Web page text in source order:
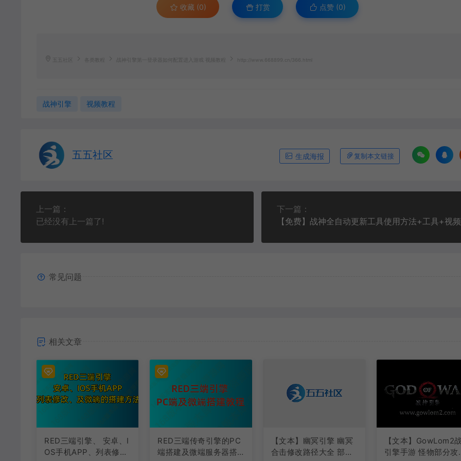
收藏 (0) 打赏 点赞 (0)
五五社区 各类教程 战神引擎第一登录器如何配置进入游戏 视频教程 http://www.668899.cn/366.html
战神引擎 视频教程
五五社区 生成海报 复制本文链接
上一篇：
已经没有上一篇了!
下一篇：
【免费】战神全自动更新工具使用方法+工具+视
常见问题
相关文章
RED三端引擎、 安卓、I
OS手机APP、列表修
RED三端传奇引擎的PC
端搭建及微端服务器搭
【文本】幽冥引擎 幽冥
合击修改路径大全 部分
【文本】GowLom2
引擎手游 怪物部分攻